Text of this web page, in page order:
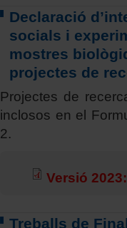
Declaració
socials i
mostres
projectes de
Projectes de
inclosos en el
2.
Versió
Treballs de